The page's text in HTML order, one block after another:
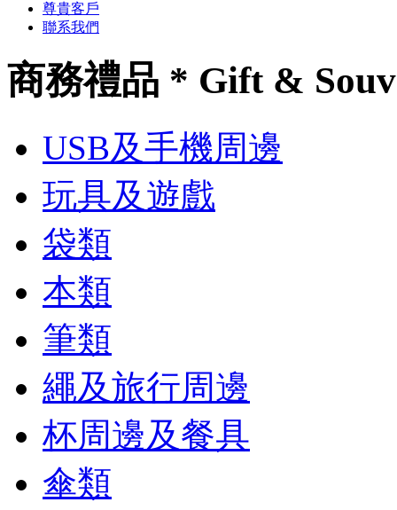
尊貴客戶
聯系我們
商務禮品 * Gift &
USB及手機周邊
玩具及遊戲
袋類
本類
筆類
繩及旅行周邊
杯周邊及餐具
傘類